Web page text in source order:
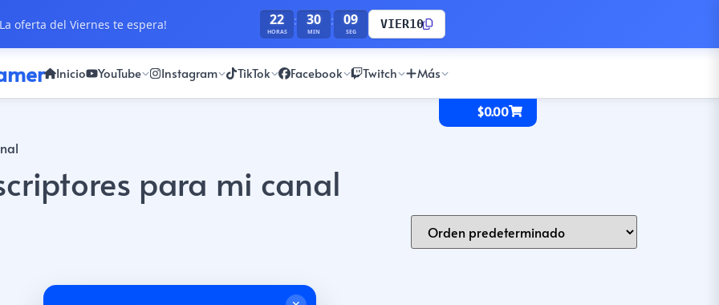
oferta del Viernes te espera! 22
HORAS
: 30
MIN
: 09
SEG
VIER10
Inicio YouTube Instagram TikTok Facebook Twitch Más
$0.00
para mi canal